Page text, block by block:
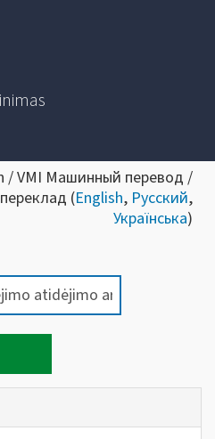
/ VMI Машинный перевод /
(English, Русский,
Українська)